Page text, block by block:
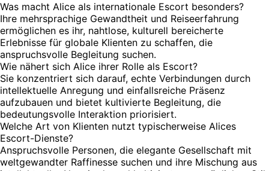
Was macht Alice als internationale Escort besonders?
Ihre mehrsprachige Gewandtheit und Reiseerfahrung
ermöglichen es ihr, nahtlose, kulturell bereicherte
Erlebnisse für globale Klienten zu schaffen, die
anspruchsvolle Begleitung suchen.
Wie nähert sich Alice ihrer Rolle als Escort?
Sie konzentriert sich darauf, echte Verbindungen durch
intellektuelle Anregung und einfallsreiche Präsenz
aufzubauen und bietet kultivierte Begleitung, die
bedeutungsvolle Interaktion priorisiert.
Welche Art von Klienten nutzt typischerweise Alices
Escort-Dienste?
Anspruchsvolle Personen, die elegante Gesellschaft mit
weltgewandter Raffinesse suchen und ihre Mischung aus